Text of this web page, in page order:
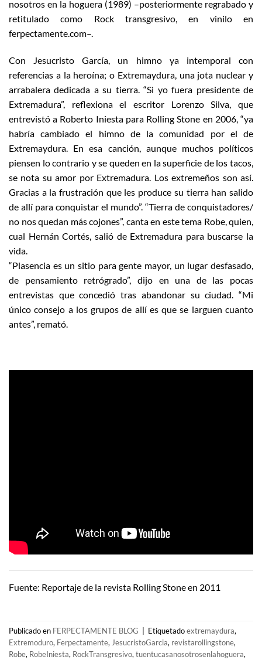
nosotros en la hoguera (1989) –posteriormente regrabado y
retitulado como Rock transgresivo, en vinilo en
ferpectamente.com–.
Con Jesucristo García, un himno ya intemporal con
referencias a la heroína; o Extremaydura, una jota nuclear y
arrabalera dedicada a su tierra. “Si yo fuera presidente de
Extremadura”, reflexiona el escritor Lorenzo Silva, que
entrevistó a Roberto Iniesta para Rolling Stone en 2006, “ya
habría cambiado el himno de la comunidad por el de
Extremaydura. En esa canción, aunque muchos políticos
piensen lo contrario y se queden en la superficie de los tacos,
se nota su amor por Extremadura. Los extremeños son así.
Gracias a la frustración que les produce su tierra han salido
de allí para conquistar el mundo”. “Tierra de conquistadores/
no nos quedan más cojones”, canta en este tema Robe, quien,
cual Hernán Cortés, salió de Extremadura para buscarse la
vida.
“Plasencia es un sitio para gente mayor, un lugar desfasado,
de pensamiento retrógrado”, dijo en una de las pocas
entrevistas que concedió tras abandonar su ciudad. “Mi
único consejo a los grupos de allí es que se larguen cuanto
antes”, remató.
Fuente: Reportaje de la revista Rolling Stone en 2011
Publicado en FERPECTAMENTE BLOG Etiquetadoextremaydura,
Extremoduro, Ferpectamente,JesucristoGarcia, revistarollingstone,
Robe, RobeIniesta, RockTransgresivo,tuentucasanosotrosenlahoguera,